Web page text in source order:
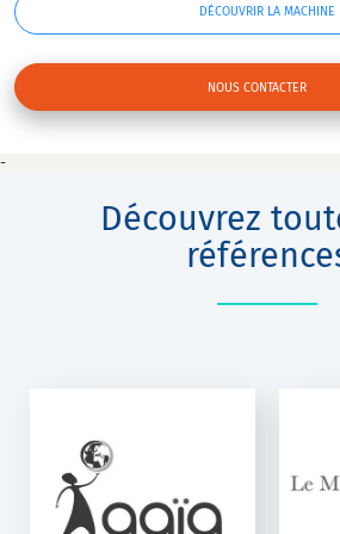
DÉCOUVRIR LA MACHINE
NOUS CONTACTER
-
Découvrez
CONFITURES